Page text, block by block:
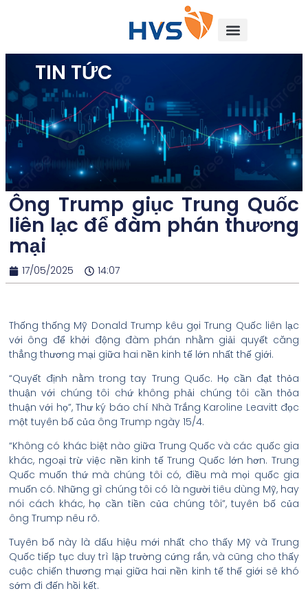
TIN TỨC
Ông Trump giục Trung Quốc
liên lạc để đàm phán thương
mại
17/05/2025 14:07
Thống thống Mỹ Donald Trump kêu gọi Trung Quốc liên lạc
với ông để khởi động đàm phán nhằm giải quyết căng
thẳng thương mại giữa hai nền kinh tế lớn nhất thế giới.
“Quyết định nằm trong tay Trung Quốc. Họ cần đạt thỏa
thuận với chúng tôi chứ không phải chúng tôi cần thỏa
thuận với họ”, Thư ký báo chí Nhà Trắng Karoline Leavitt đọc
một tuyên bố của ông Trump ngày 15/4.
“Không có khác biệt nào giữa Trung Quốc và các quốc gia
khác, ngoại trừ việc nền kinh tế Trung Quốc lớn hơn. Trung
Quốc muốn thứ mà chúng tôi có, điều mà mọi quốc gia
muốn có. Những gì chúng tôi có là người tiêu dùng Mỹ, hay
nói cách khác, họ cần tiền của chúng tôi”, tuyên bố của
ông Trump nêu rõ.
Tuyên bố này là dấu hiệu mới nhất cho thấy Mỹ và Trung
Quốc tiếp tục duy trì lập trường cứng rắn, và cũng cho thấy
cuộc chiến thương mại giữa hai nền kinh tế thế giới sẽ khó
sớm đi đến hồi kết.